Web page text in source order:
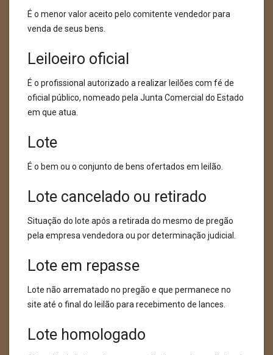
É o menor valor aceito pelo comitente vendedor para
venda de seus bens.
Leiloeiro oficial
É o profissional autorizado a realizar leilões com fé de
oficial público, nomeado pela Junta Comercial do Estado
em que atua.
Lote
É o bem ou o conjunto de bens ofertados em leilão.
Lote cancelado ou retirado
Situação do lote após a retirada do mesmo de pregão
pela empresa vendedora ou por determinação judicial.
Lote em repasse
Lote não arrematado no pregão e que permanece no
site até o final do leilão para recebimento de lances.
Lote homologado